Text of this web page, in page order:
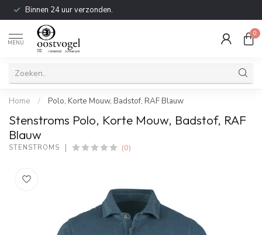
Binnen 24 uur verzonden.
MENU
0
Home / Polo, Korte Mouw, Badstof, RAF Blauw
Stenstroms Polo, Korte Mouw, Badstof, RAF
Blauw
STENSTROMS (0)